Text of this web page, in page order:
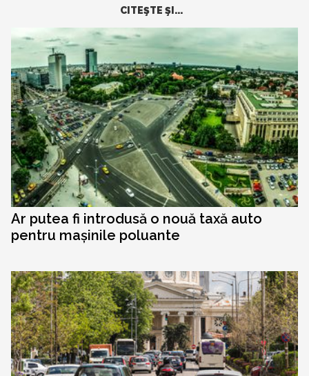
CITEŞTE ŞI...
Ar putea fi introdusă o nouă taxă auto
pentru mașinile poluante